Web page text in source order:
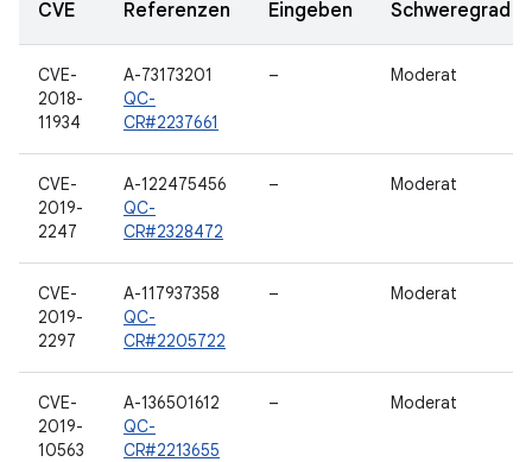
CVE Referenzen Eingeben Schweregrad
CVE-
2018-
11934
A-73173201
QC-
CR#2237661
– Moderat
CVE-
2019-
2247
A-122475456
QC-
CR#2328472
– Moderat
CVE-
2019-
2297
A-117937358
QC-
CR#2205722
– Moderat
CVE-
2019-
10563
A-136501612
QC-
CR#2213655
– Moderat